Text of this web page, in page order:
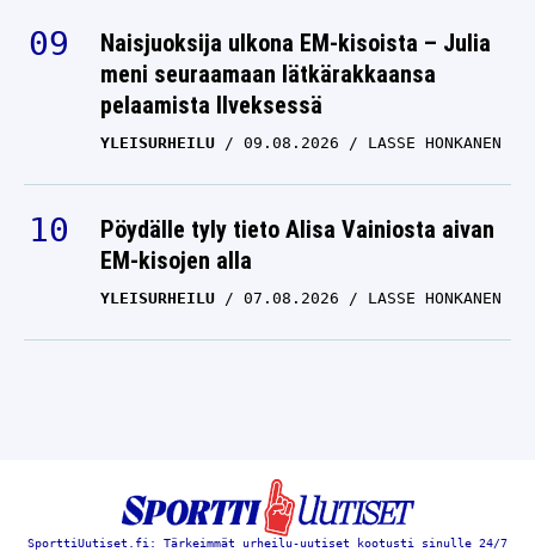
Naisjuoksija ulkona EM-kisoista – Julia
meni seuraamaan lätkärakkaansa
pelaamista Ilveksessä
YLEISURHEILU 09.08.2026 LASSE HONKANEN
Pöydälle tyly tieto Alisa Vainiosta aivan
EM-kisojen alla
YLEISURHEILU 07.08.2026 LASSE HONKANEN
SporttiUutiset.fi: Tärkeimmät urheilu-uutiset kootusti sinulle 24/7